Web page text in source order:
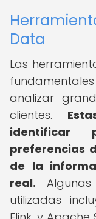
Data
Las
analizar
clientes.
identificar
preferencias
de la
real.
utilizadas